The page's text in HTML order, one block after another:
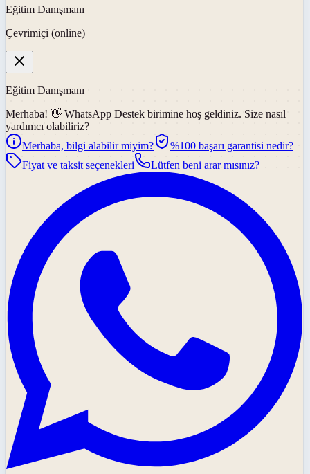
Eğitim Danışmanı
Çevrimiçi (online)
Eğitim Danışmanı
Merhaba! 👋 WhatsApp Destek birimine hoş geldiniz. Size nasıl
yardımcı olabiliriz?
Merhaba, bilgi alabilir miyim?
%100 başarı garantisi nedir?
Fiyat ve taksit seçenekleri
Lütfen beni arar mısınız?